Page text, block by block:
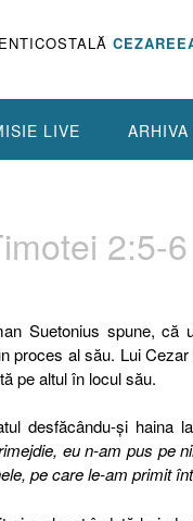
LIVE
2:5-6
Suetonius spune,
proces al său. Lui
pe altul în locul său.
desfăcându-şi haina
eu n-am pus pe
pe care le-am primit